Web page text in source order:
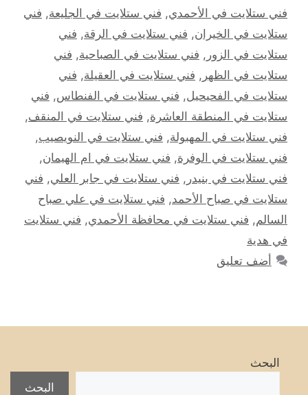
فني ستلايت في الأحمدي, فني ستلايت في الجليعة, فني
ستلايت في الخيران, فني ستلايت في الرقة, فني
ستلايت في الزور , فني ستلايت في الصباحية, فني
ستلايت في الظهر , فني ستلايت في العقيلة, فني
ستلايت في الفحيحيل, فني ستلايت في الفنطاس, فني
ستلايت في المنطقة العاشرة, فني ستلايت في المنقف,
فني ستلايت في المهبولة, فني ستلايت في النويصيب,
فني ستلايت في الوفرة, فني ستلايت في ام الهيمان,
فني ستلايت في بنيدر , فني ستلايت في جابر العلي, فني
ستلايت في صباح الأحمد, فني ستلايت في علي صباح
السالم, فني ستلايت في محافظة الأحمدي, فني ستلايت
في هدية
أضف تعليق
البحث
البحث